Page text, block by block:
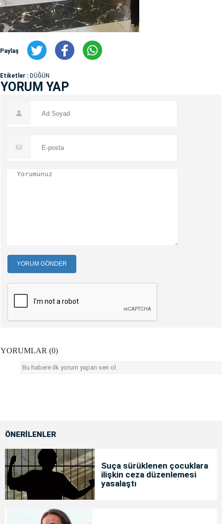
Paylaş
Etiketler : DÜĞÜN
YORUM YAP
YORUM GÖNDER
YORUMLAR (0)
Bu habere ilk yorum yapan sen ol.
ÖNERİLENLER
Suça sürüklenen çocuklara
ilişkin ceza düzenlemesi
yasalaştı